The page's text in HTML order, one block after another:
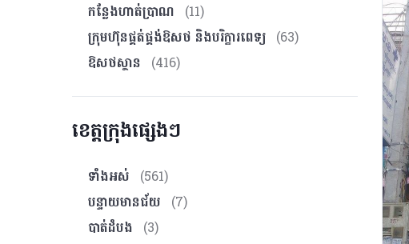
កន្លែងហាត់ប្រាណ
(11)
ក្រុមហ៊ុនផ្គត់ផ្គង់ឱសថ និងបរិក្ខារពេទ្យ (63)
ឱសថស្ថាន
(416)
ខេត្តក្រុងផ្សេងៗ
ទាំងអស់
(561)
បន្ទាយមានជ័យ
(7)
បាត់ដំបង
(3)